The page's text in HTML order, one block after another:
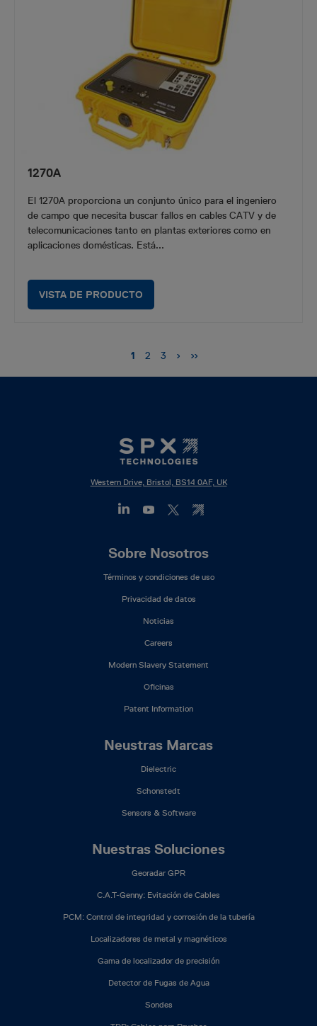
1270A
El 1270A proporciona un conjunto único para el ingeniero
de campo que necesita buscar fallos en cables CATV y de
telecomunicaciones tanto en plantas exteriores como en
aplicaciones domésticas. Está...
VISTA DE PRODUCTO
Página
1 Página
2 Página
3
Siguiente
›
Última
››
Western Drive, Bristol, BS14 0AF, UK
Sobre Nosotros
Términos y condiciones de uso
Privacidad de datos
Noticias
Careers
Modern Slavery Statement
Oficinas
Patent Information
Neustras Marcas
Dielectric
Schonstedt
Sensors & Software
Nuestras Soluciones
Georadar GPR
C.A.T-Genny: Evitación de Cables
PCM: Control de integridad y corrosión de la tubería
Localizadores de metal y magnéticos
Gama de localizador de precisión
Detector de Fugas de Agua
Sondes